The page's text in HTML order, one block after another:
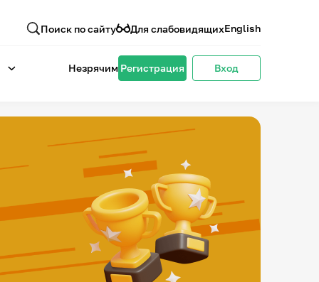
Поиск по сайту Для слабовидящихEnglish
Незрячим Регистрация Вход